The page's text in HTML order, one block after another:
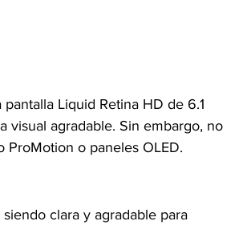
Liquid Retina HD de 6.1
visual agradable. Sin embargo, no
ProMotion o paneles OLED.
clara y agradable para